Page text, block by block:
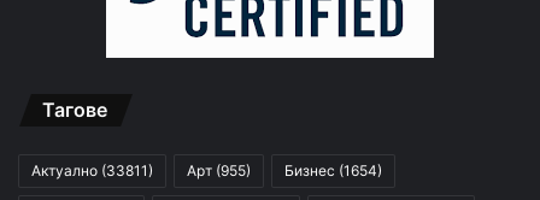
Тагове
Актуално (33811) Арт (955) Бизнес (1654)